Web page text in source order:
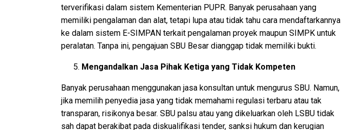
terverifikasi dalam sistem Kementerian PUPR. Banyak perusahaan yang
memiliki pengalaman dan alat, tetapi lupa atau tidak tahu cara mendaftarkannya
ke dalam sistem E-SIMPAN terkait pengalaman proyek maupun SIMPK untuk
peralatan. Tanpa ini, pengajuan SBU Besar dianggap tidak memiliki bukti.
Mengandalkan Jasa Pihak Ketiga yang Tidak Kompeten
Banyak perusahaan menggunakan jasa konsultan untuk mengurus SBU. Namun,
jika memilih penyedia jasa yang tidak memahami regulasi terbaru atau tak
transparan, risikonya besar. SBU palsu atau yang dikeluarkan oleh LSBU tidak
sah dapat berakibat pada diskualifikasi tender, sanksi hukum dan kerugian